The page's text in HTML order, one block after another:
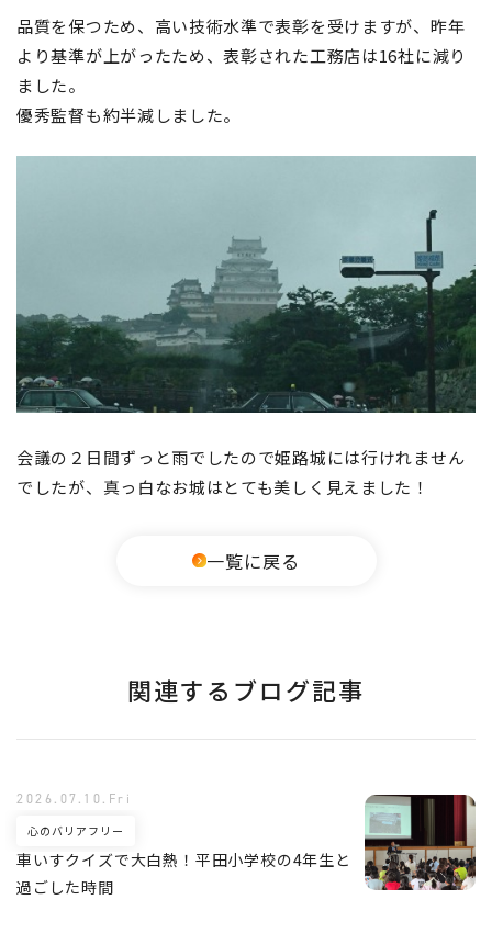
品質を保つため、高い技術水準で表彰を受けますが、昨年
より基準が上がったため、表彰された工務店は16社に減り
ました。
優秀監督も約半減しました。
会議の２日間ずっと雨でしたので姫路城には行けれません
でしたが、真っ白なお城はとても美しく見えました！
一覧に戻る
関連するブログ記事
車いすクイズで大白熱！平田小学校の4年生と
過ごした時間
心のバリアフリー
2026.07.10.Fri